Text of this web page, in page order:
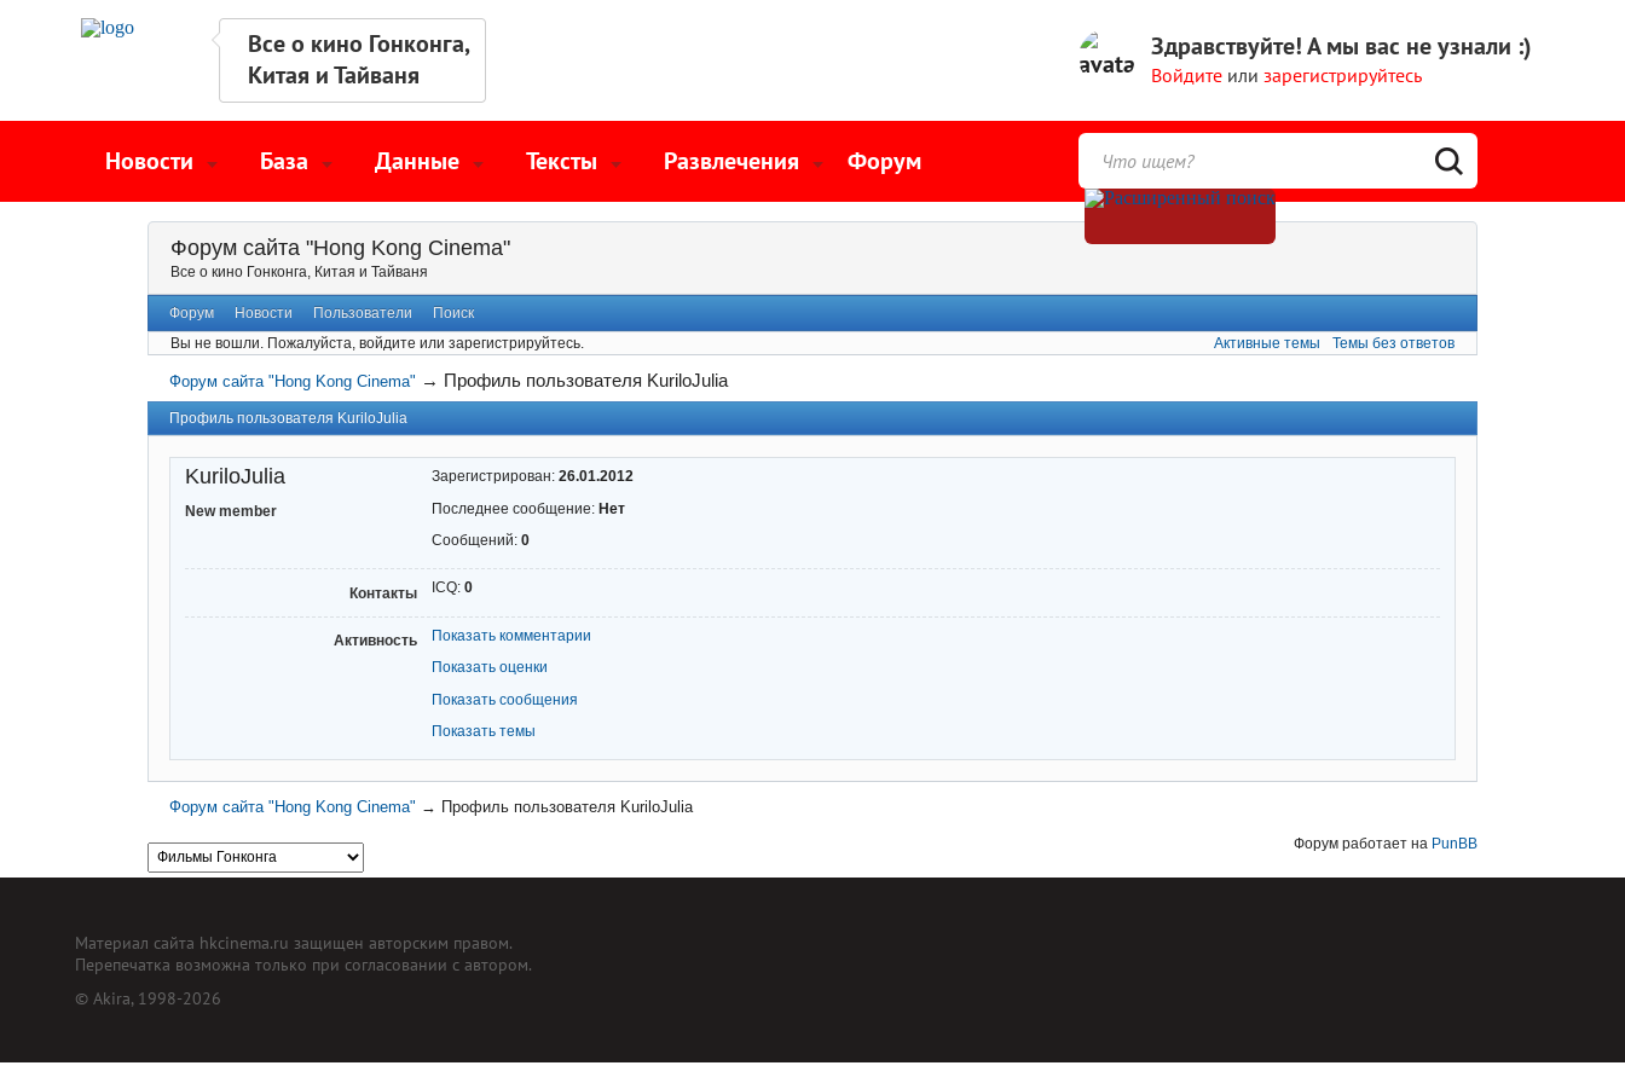
Все о кино Гонконга,
Китая и Тайваня
Здравствуйте!А мы вас не узнали :)
Войдите или зарегистрируйтесь
Новости База Данные Тексты Развлечения Форум
Форум сайта "Hong Kong Cinema"
Все о кино Гонконга, Китая и Тайваня
Форум Новости Пользователи
Поиск
Вы не вошли. Пожалуйста, войдите или зарегистрируйтесь. Активные темы Темы без ответов
Форум сайта "Hong Kong Cinema" → Профиль пользователя KuriloJulia
Профиль пользователя KuriloJulia
KuriloJulia
New member
Зарегистрирован: 26.01.2012
Последнее сообщение: Нет
Сообщений: 0
Контакты ICQ: 0
Активность
Показать комментарии
Показать оценки
Показать сообщения
Показать темы
Форум сайта "Hong Kong Cinema" → Профиль пользователя KuriloJulia
Форум работает на PunBB
Материал сайта hkcinema.ru защищен авторским правом.
Перепечатка возможна только при согласовании с автором.
© Akira, 1998-2026